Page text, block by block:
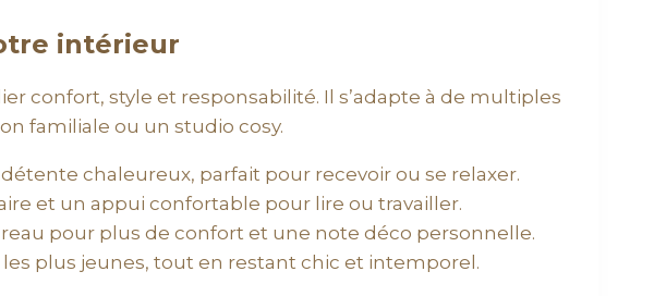
intérieur
confort, style et responsabilité. Il s’adapte à de multiples
familiale ou un studio cosy.
chaleureux, parfait pour recevoir ou se relaxer.
et un appui confortable pour lire ou travailler.
pour plus de confort et une note déco personnelle.
plus jeunes, tout en restant chic et intemporel.